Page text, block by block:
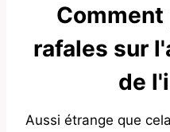
Comment
rafales sur
de
Aussi étrange que